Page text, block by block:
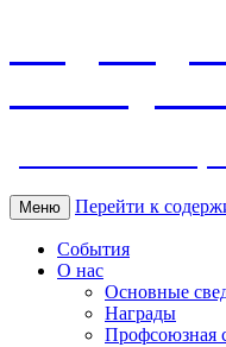
МБДОУ ДС
Меню Перейти к
События
О нас
Основные
Награды
Профсоюзная